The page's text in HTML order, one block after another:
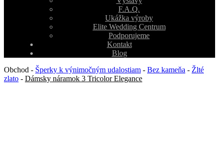
F.A.Q.
Ukážka výroby
Elite Wedding Centrum
Podporujeme
Kontakt
Blog
Obchod - Šperky k výnimočným udalostiam - Bez kameňa - Žlté
zlato - Dámsky náramok 3 Tricolor Elegance